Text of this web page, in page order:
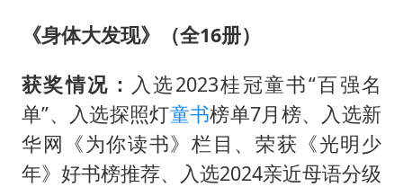
《身体大发现》（全16册）
获奖情况： 入选2023桂冠童书“百强名
单”、入选探照灯童书榜单7月榜、入选新
华网《为你读书》栏目、荣获《光明少
年》好书榜推荐、入选2024亲近母语分级